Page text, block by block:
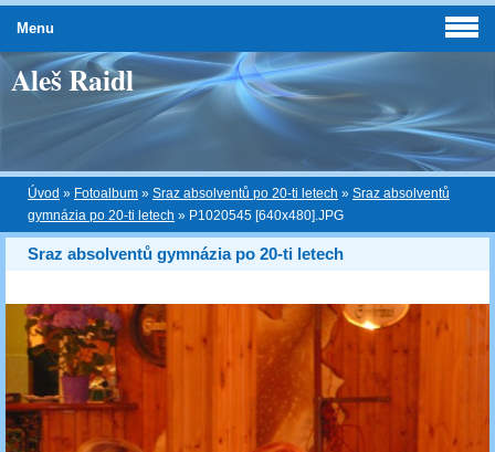
Aleš Raidl
Úvod » Fotoalbum » Sraz absolventů po 20-ti letech » Sraz absolventů
gymnázia po 20-ti letech » P1020545 [640x480].JPG
Sraz absolventů gymnázia po 20-ti letech
Menu